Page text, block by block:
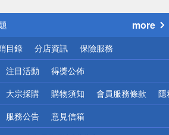
配送
！請小心！
more
目錄 分店資訊 保險服務
注目活動 得獎公佈
大宗採購 購物須知 會員服務條款 隱
服務公告 意見信箱